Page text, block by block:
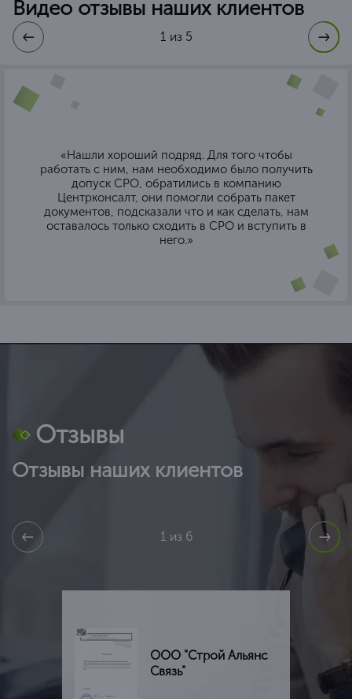
Видео отзывы наших клиентов
1 из 5
«Нашли хороший подряд. Для того чтобы
работать с ним, нам необходимо было получить
допуск СРО, обратились в компанию
Центрконсалт, они помогли собрать пакет
документов, подсказали что и как сделать, нам
оставалось только сходить в СРО и вступить в
него.»
Отзывы
Отзывы наших клиентов
1 из 6
ООО "Строй Альянс
Связь"